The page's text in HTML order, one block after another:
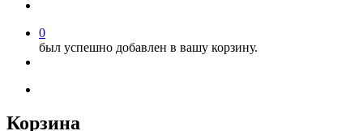
0
был успешно добавлен в вашу корзину.
Корзина